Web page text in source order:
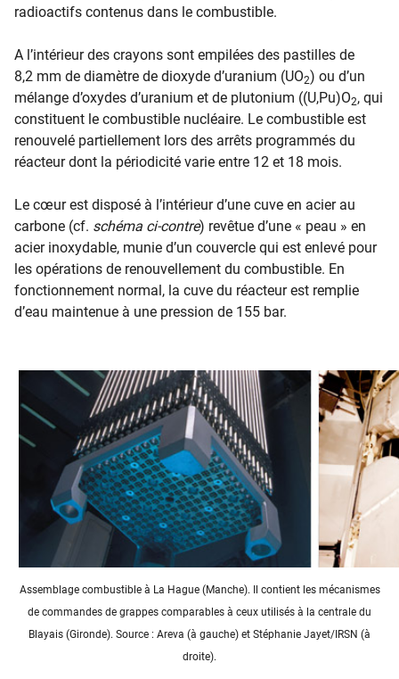
radioactifs contenus dans le combustible.
A l’intérieur des crayons sont empilées des pastilles de
8,2 mm de diamètre de dioxyde d’uranium (UO2) ou d’un
mélange d’oxydes d’uranium et de plutonium ((U,Pu)O2, qui
constituent le combustible nucléaire. Le combustible est
renouvelé partiellement lors des arrêts programmés du
réacteur dont la périodicité varie entre 12 et 18 mois.
Le cœur est disposé à l’intérieur d’une cuve en acier au
carbone (cf. schéma ci-contre) revêtue d’une « peau » en
acier inoxydable, munie d’un couvercle qui est enlevé pour
les opérations de renouvellement du combustible. En
fonctionnement normal, la cuve du réacteur est remplie
d’eau maintenue à une pression de 155 bar.
Assemblage combustible à La Hague (Manche). Il contient les mécanismes
de commandes de grappes comparables à ceux utilisés à la centrale du
Blayais (Gironde). Source : Areva (à gauche) et Stéphanie Jayet/IRSN (à
droite​).